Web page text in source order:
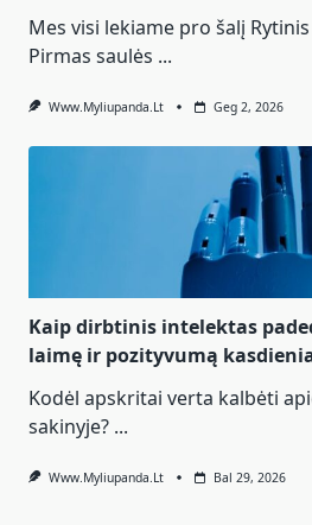
Mes visi lekiame pro šalį
Pirmas saulės ...
Www.myliupanda.lt Geg 2, 2026
Kaip dirbtinis intelektas
laimę ir pozityvumą
Kodėl apskritai verta kalbėti
sakinyje? ...
Www.myliupanda.lt Bal 29, 2026